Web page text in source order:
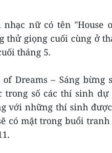
nữ có tên "House
thử giọng cuối cùng ở
tháng 5.
Dreams – Sáng bừng
trong số các thí sinh
với những thí sinh
có mặt trong buổi